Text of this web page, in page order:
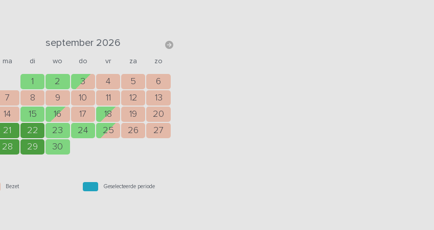
september 2026
ma di wo do vr za zo
1 2 3 4 5
6
7
8 9 10 11 12
13
14
15 16 17 18 19
20
21
22 23 24 25 26
27
28
29 30
Bezet Geselecteerde periode